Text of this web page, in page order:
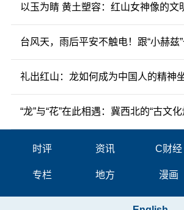
以玉为睛 黄土塑容：红山女神像的文
台风天，雨后平安不触电！跟“小赫兹
礼出红山：龙如何成为中国人的精神
“龙”与“花”在此相遇：冀西北的“古文化
时评 资讯 C财经
专栏 地方 漫画